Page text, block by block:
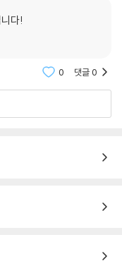
준 적이 없는 엄격한 표
계야. 이 세상은 이기거나
지 살아남아야 해. 마지막
오지 않기를 바라는 하루
다!
0 댓글0